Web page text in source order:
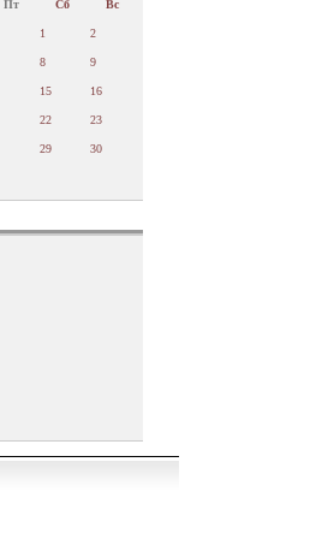
Пт Сб Вс
1 2
8 9
15 16
22 23
29 30